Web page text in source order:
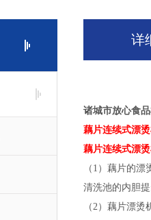
详
诸城市放心食
藕片连续式漂
藕片连续式漂
（1）藕片的
清洗池的内胆
（2）藕片漂